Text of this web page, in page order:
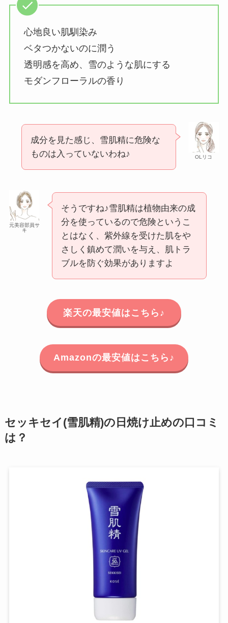
心地良い肌馴染み
ベタつかないのに潤う
透明感を高め、雪のような肌にする
モダンフローラルの香り
OLリコ
成分を見た感じ、雪肌精に危険な
ものは入っていないわね♪
元美容部員サ
キ
そうですね♪雪肌精は植物由来の成
分を使っているので危険というこ
とはなく、紫外線を受けた肌をや
さしく鎮めて潤いを与え、肌トラ
ブルを防ぐ効果がありますよ
楽天の最安値はこちら♪
Amazonの最安値はこちら♪
セッキセイ(雪肌精)の日焼け止めの口コミ
は？